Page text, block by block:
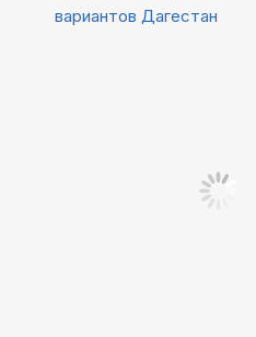
вариантов Дагестан